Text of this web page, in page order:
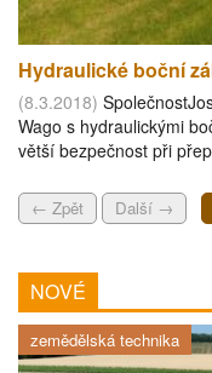
Hydraulické boční
(8.3.2018)
Wago s hydraulickými
větší bezpečnost při
← Zpět Další →
NOVÉ
zemědělská technika